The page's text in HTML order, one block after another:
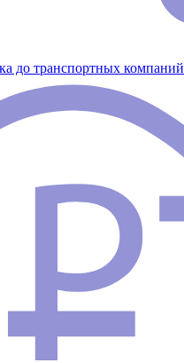
до транспортных компаний